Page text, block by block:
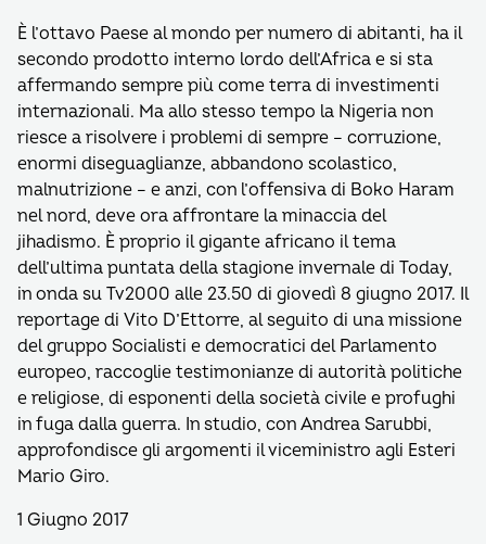
È l’ottavo Paese al mondo per numero di abitanti, ha il
secondo prodotto interno lordo dell’Africa e si sta
affermando sempre più come terra di investimenti
internazionali. Ma allo stesso tempo la Nigeria non
riesce a risolvere i problemi di sempre – corruzione,
enormi diseguaglianze, abbandono scolastico,
malnutrizione – e anzi, con l’offensiva di Boko Haram
nel nord, deve ora affrontare la minaccia del
jihadismo. È proprio il gigante africano il tema
dell’ultima puntata della stagione invernale di Today,
in onda su Tv2000 alle 23.50 di giovedì 8 giugno 2017. Il
reportage di Vito D’Ettorre, al seguito di una missione
del gruppo Socialisti e democratici del Parlamento
europeo, raccoglie testimonianze di autorità politiche
e religiose, di esponenti della società civile e profughi
in fuga dalla guerra. In studio, con Andrea Sarubbi,
approfondisce gli argomenti il viceministro agli Esteri
Mario Giro.
1 Giugno 2017